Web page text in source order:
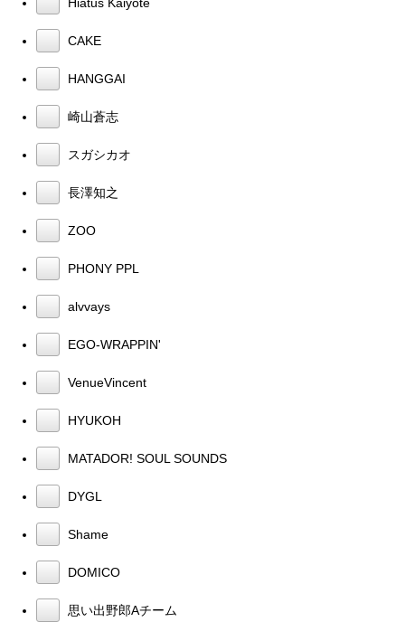
CAKE
HANGGAI
崎山蒼志
スガシカオ
長澤知之
ZOO
PHONY PPL
alvvays
EGO-WRAPPIN'
VenueVincent
HYUKOH
MATADOR! SOUL SOUNDS
DYGL
Shame
DOMICO
思い出野郎Aチーム